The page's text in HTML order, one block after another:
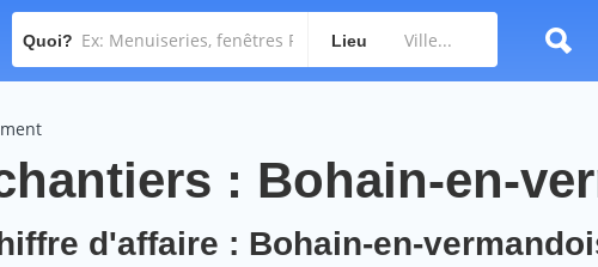
Quoi? Lieu
: Bohain-en-
d'affaire : Bohain-en-